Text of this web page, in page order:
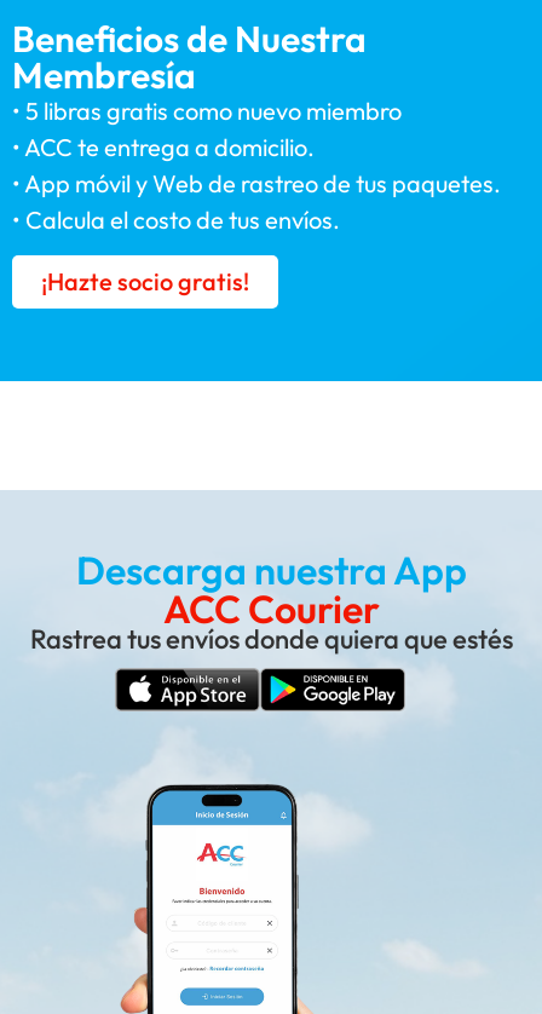
Beneficios de Nuestra
Membresía
• 5 libras gratis como nuevo miembro
• ACC te entrega a domicilio.
• App móvil y Web de rastreo de tus paquetes.
• Calcula el costo de tus envíos.
¡Hazte socio gratis!
Descarga nuestra App
ACC Courier
Rastrea tus envíos donde quiera que estés